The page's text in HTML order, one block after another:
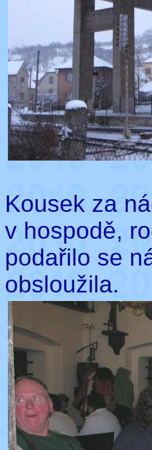
Kousek za
v hospodě,
podařilo se
obsloužila.